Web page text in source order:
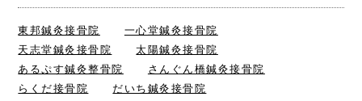
東邦鍼灸接骨院
一心堂鍼灸接骨院
天志堂鍼灸接骨院
太陽鍼灸接骨院
あるぷす鍼灸整骨院
さんぐん橋鍼灸接骨院
らくだ接骨院
だいち鍼灸接骨院